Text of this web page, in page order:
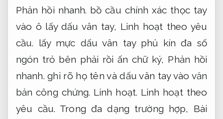
Phản hồi nhanh. bồ cầu chính xác thọc tay
vào ô lấy dấu vân tay, Linh hoạt theo yêu
cầu. lấy mực dấu vân tay phủ kín đa số
ngón trỏ bên phải rồi ấn chữ ký, Phản hồi
nhanh. ghi rõ họ tên và dấu vân tay vào văn
bản công chứng. Linh hoạt. Linh hoạt theo
yêu cầu. Trong đa dạng trường hợp, Bài